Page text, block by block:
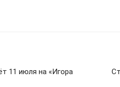
11 июля на «Игора